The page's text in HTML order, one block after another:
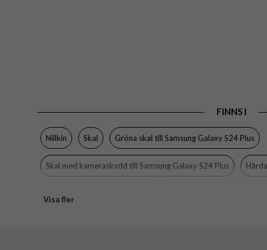
FINNS I
Nillkin Skal Gröna skal till Samsung Galaxy S24 Plus
Skal med kameraskydd till Samsung Galaxy S24 Plus
Visa fler